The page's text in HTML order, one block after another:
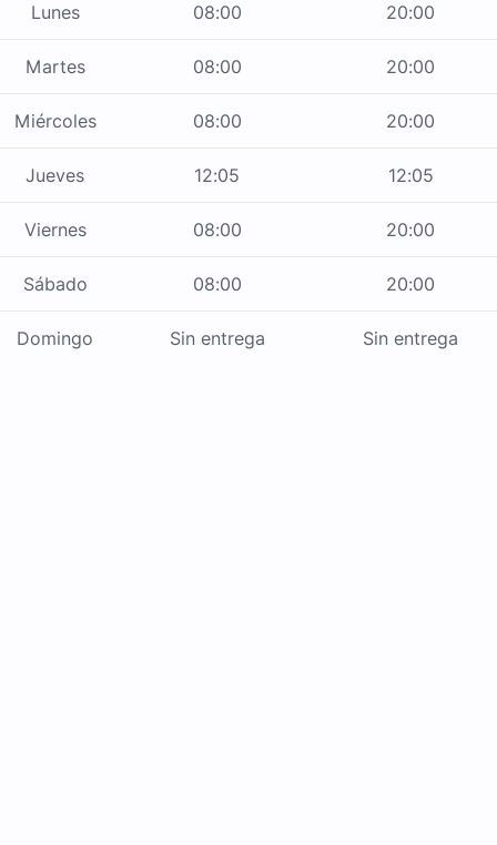
Lunes 08:00 20:00
Martes 08:00 20:00
Miércoles 08:00 20:00
Jueves 12:05 12:05
Viernes 08:00 20:00
Sábado 08:00 20:00
Domingo Sin entrega Sin entrega